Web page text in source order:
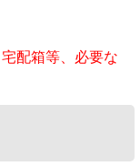
配箱等、必要な